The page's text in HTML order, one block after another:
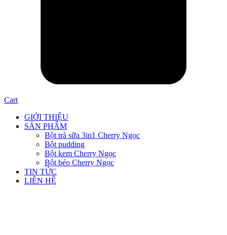
Cart
GIỚI THIỆU
SẢN PHẨM
Bột trà sữa 3in1 Cherry Ngọc
Bột pudding
Bột kem Cherry Ngọc
Bột béo Cherry Ngọc
TIN TỨC
LIÊN HỆ